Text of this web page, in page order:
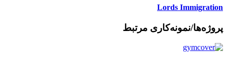
Lords Immigration
پروژه‌ها/نمونه‌کاری مرتبط